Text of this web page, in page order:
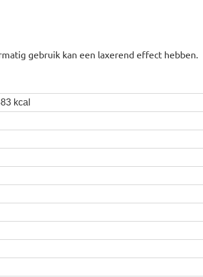
gebruik kan een laxerend effect hebben.
kcal